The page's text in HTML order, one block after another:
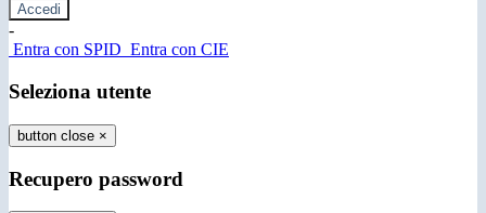
-
Entra con SPID Entra con CIE
Seleziona utente
button close ×
Recupero password